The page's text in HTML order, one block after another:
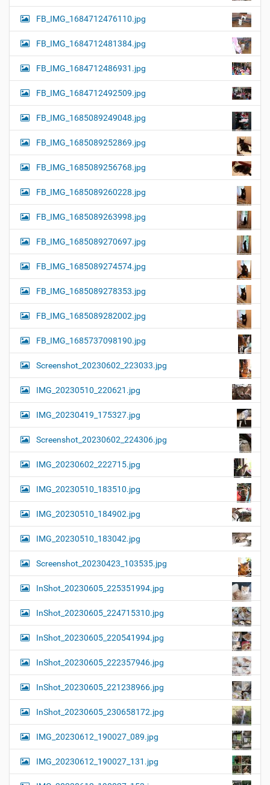
FB_IMG_1684712476110.jpg
FB_IMG_1684712481384.jpg
FB_IMG_1684712486931.jpg
FB_IMG_1684712492509.jpg
FB_IMG_1685089249048.jpg
FB_IMG_1685089252869.jpg
FB_IMG_1685089256768.jpg
FB_IMG_1685089260228.jpg
FB_IMG_1685089263998.jpg
FB_IMG_1685089270697.jpg
FB_IMG_1685089274574.jpg
FB_IMG_1685089278353.jpg
FB_IMG_1685089282002.jpg
FB_IMG_1685737098190.jpg
Screenshot_20230602_223033.jpg
IMG_20230510_220621.jpg
IMG_20230419_175327.jpg
Screenshot_20230602_224306.jpg
IMG_20230602_222715.jpg
IMG_20230510_183510.jpg
IMG_20230510_184902.jpg
IMG_20230510_183042.jpg
Screenshot_20230423_103535.jpg
InShot_20230605_225351994.jpg
InShot_20230605_224715310.jpg
InShot_20230605_220541994.jpg
InShot_20230605_222357946.jpg
InShot_20230605_221238966.jpg
InShot_20230605_230658172.jpg
IMG_20230612_190027_089.jpg
IMG_20230612_190027_131.jpg